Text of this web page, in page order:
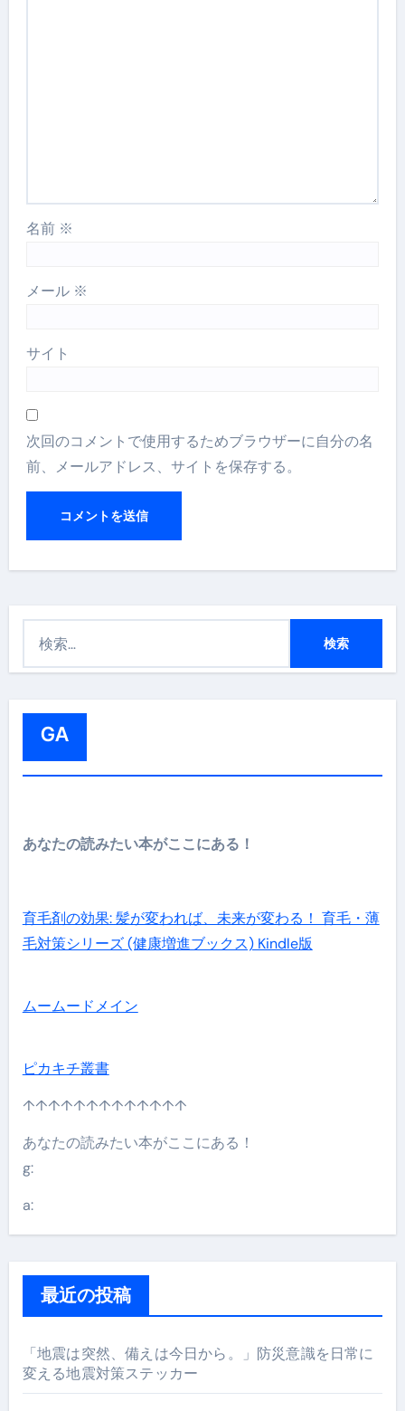
名前 ※
メール ※
サイト
次回のコメントで使用するためブラウザーに自分の名
前、メールアドレス、サイトを保存する。
GA
あなたの読みたい本がここにある！
育毛剤の効果: 髪が変われば、未来が変わる！ 育毛・薄
毛対策シリーズ (健康増進ブックス) Kindle版
ムームードメイン
ピカキチ叢書
↑↑↑↑↑↑↑↑↑↑↑↑↑
あなたの読みたい本がここにある！
g:
a:
最近の投稿
「地震は突然、備えは今日から。」防災意識を日常に
変える地震対策ステッカー